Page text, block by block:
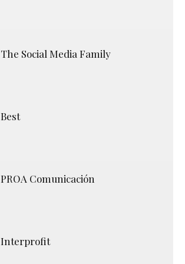
The Social Media Family
Best
PROA Comunicación
Interprofit